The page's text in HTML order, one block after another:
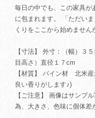
毎日の中でも、この家具が
に包まれます。 「ただい
くりをここから始めません
【寸法】 外寸：（幅）３
目高さ）直径１７cm
【材質】 パイン材 北米
良い香りがします♪)
【ご注意】 画像はサンプ
為、大きさ、色味に個体差